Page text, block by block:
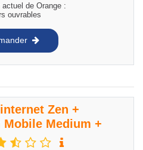
actuel de Orange :
ouvrables
Zen +
Mobile Medium +